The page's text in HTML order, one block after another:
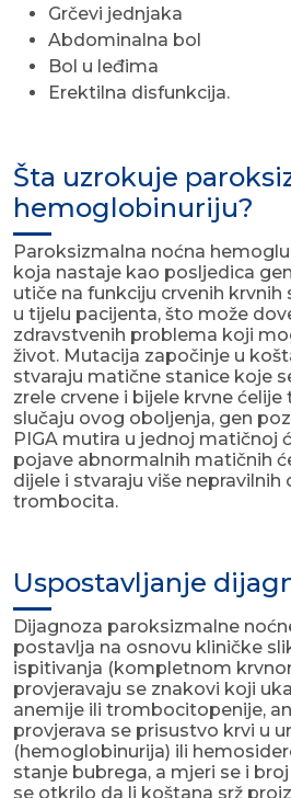
Grčevi jednjaka
Abdominalna bol
Bol u leđima
Erektilna disfunkcija.
Šta uzrokuje
hemoglobinuriju?
Paroksizmalna noćna
koja nastaje kao posljedica
utiče na funkciju crvenih
u tijelu pacijenta, što može
zdravstvenih problema koji
život. Mutacija započinje u
stvaraju matične stanice koje
zrele crvene i bijele krvne
slučaju ovog oboljenja, gen
PIGA mutira u jednoj matičnoj
pojave abnormalnih matičnih
dijele i stvaraju više nepravilnih
trombocita.
Uspostavljanje
Dijagnoza paroksizmalne
postavlja na osnovu kliničke
ispitivanja (kompletnom
provjeravaju se znakovi koji
anemije ili trombocitopenije,
provjerava se prisustvo krvi u
(hemoglobinurija) ili
stanje bubrega, a mjeri se i
se otkrilo da li koštana srž